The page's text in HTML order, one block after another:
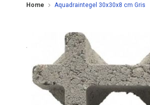
Home Aquadraintegel 30x30x8 cm Gris
het
de
afbeeldingen-
gallerij